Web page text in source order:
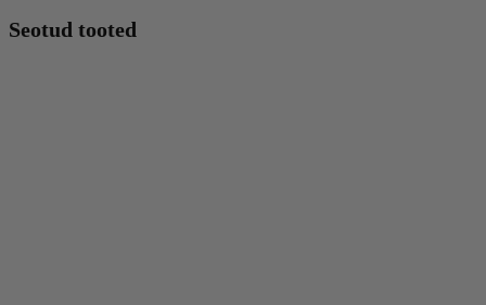
Seotud tooted